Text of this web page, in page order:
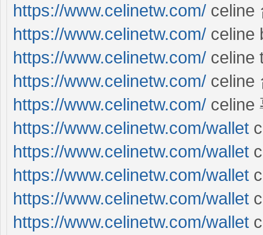
https://www.celinetw.com/ celine
https://www.celinetw.com/ celine
https://www.celinetw.com/ celine
https://www.celinetw.com/ celine
https://www.celinetw.com/ celine
https://www.celinetw.com/wallet
https://www.celinetw.com/wallet
https://www.celinetw.com/wallet
https://www.celinetw.com/wallet
https://www.celinetw.com/wallet